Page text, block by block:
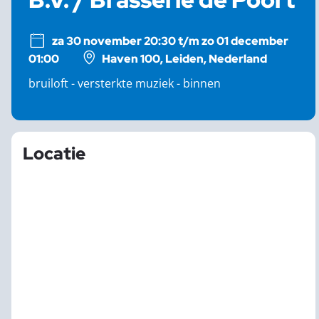
za 30 november 20:30 t/m zo 01 december
01:00
Haven 100, Leiden, Nederland
bruiloft - versterkte muziek - binnen
Locatie